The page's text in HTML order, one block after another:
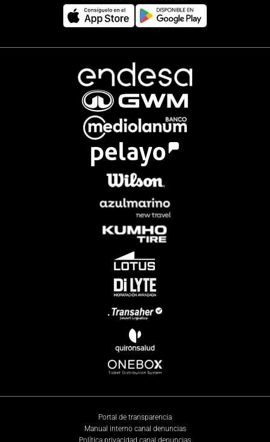
Portal de transparencia
Manual interno canal denuncias
Política privacidad canal denuncias